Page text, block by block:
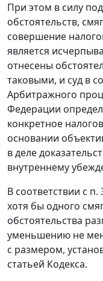
При этом в силу
обстоятельств,
совершение
является
отнесены
таковыми, и суд в
Арбитражного
Федерации
конкретное
основании
в деле
внутреннему
В соответствии с п.
хотя бы одного
обстоятельства
уменьшению не
с размером,
статьей Кодекса.